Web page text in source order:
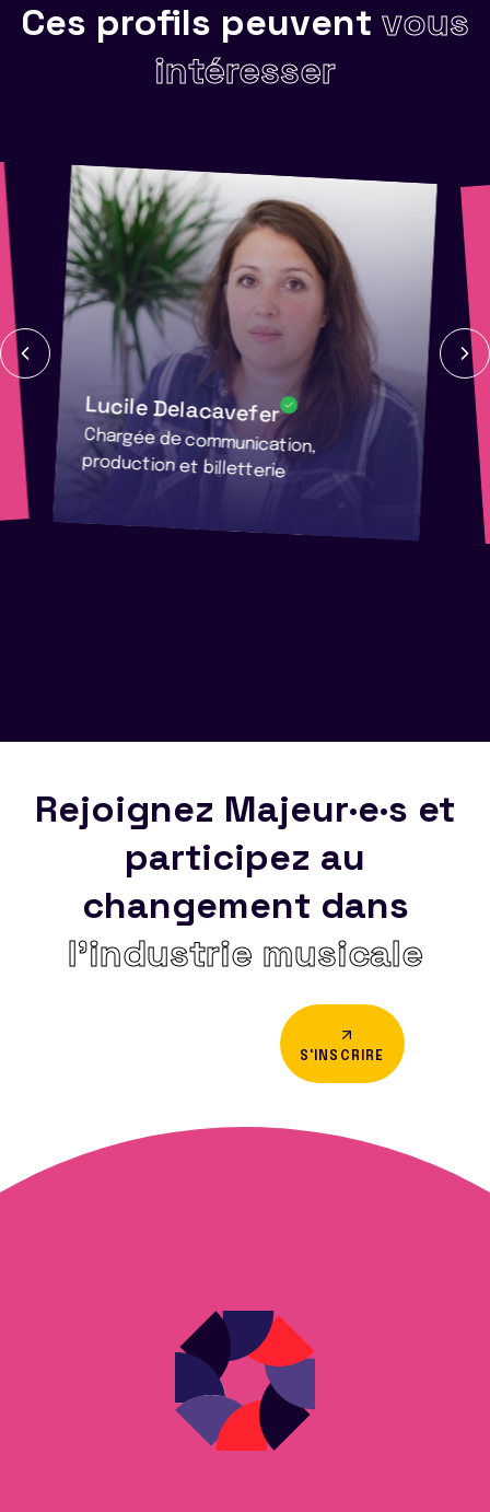
Ces profils peuvent vous
intéresser
Lucile Delacavefer
Chargée de communication,
production et billetterie
Rejoignez Majeur·e·s et
participez au
changement dans
l’industrie musicale
S'INSCRIRE